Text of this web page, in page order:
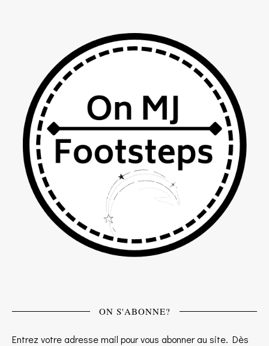
ON S'ABONNE?
Entrez votre adresse mail pour vous abonner au site. Dès